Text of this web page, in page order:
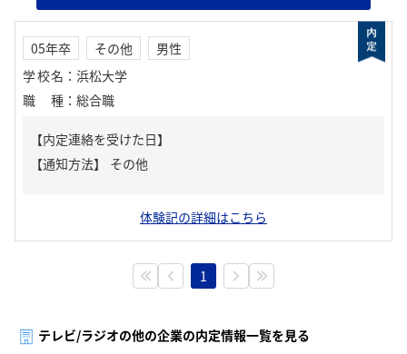
05年卒 その他
男性
学校名 ： 浜松大学
職種 ： 総合職
【内定連絡を受けた日】
【通知方法】
その他
体験記の詳細はこちら
1
テレビ/ラジオの他の企業の内定情報一覧を見る